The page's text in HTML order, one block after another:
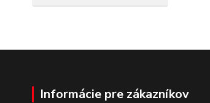
Informácie pre zákazníkov